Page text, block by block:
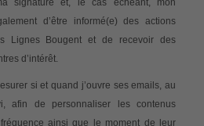
d’être informé(e) des actions
Lignes Bougent et de recevoir des
d’intérêt.
si et quand j’ouvre ses emails, au
afin de personnaliser les contenus
ainsi que le moment de leur